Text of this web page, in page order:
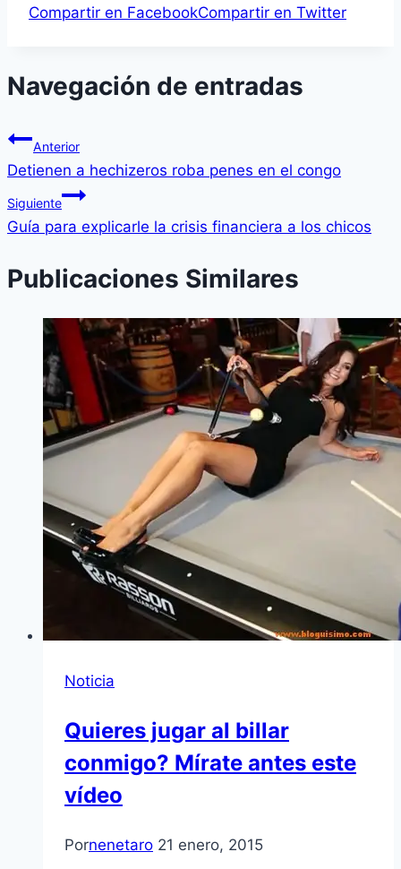
Compartir en FacebookCompartir en Twitter
Navegación de entradas
Anterior
Detienen a hechizeros roba penes en el congo
Siguiente
Guí­a para explicarle la crisis financiera a los chicos
Publicaciones Similares
Noticia
Quieres jugar al billar
conmigo? Mírate antes este
vídeo
Pornenetaro 21 enero, 2015